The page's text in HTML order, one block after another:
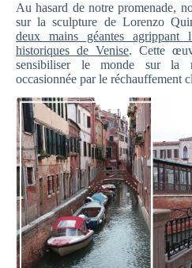
Au hasard de notre promenade,
sur la sculpture de Lorenzo
deux mains géantes agrippant
historiques de Venise. Cette
sensibiliser le monde sur la
occasionnée par le réchauffement